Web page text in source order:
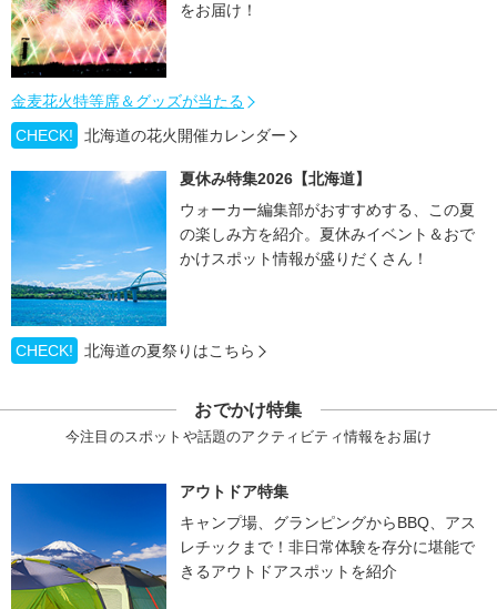
をお届け！
金麦花火特等席＆グッズが当たる
CHECK!
北海道の花火開催カレンダー
夏休み特集2026【北海道】
ウォーカー編集部がおすすめする、この夏
の楽しみ方を紹介。夏休みイベント＆おで
かけスポット情報が盛りだくさん！
CHECK! 北海道の夏祭りはこちら
おでかけ特集
今注目のスポットや話題のアクティビティ情報をお届け
アウトドア特集
キャンプ場、グランピングからBBQ、アス
レチックまで！非日常体験を存分に堪能で
きるアウトドアスポットを紹介